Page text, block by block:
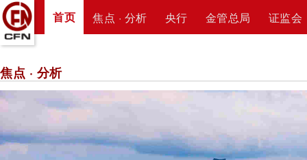
首页 焦点 · 分析 央行 金管总局 证监会
焦点 · 分析